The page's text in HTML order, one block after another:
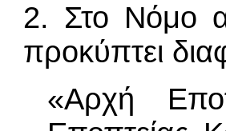
2. Στο Νόμο
προκύπτει
«Αρχή